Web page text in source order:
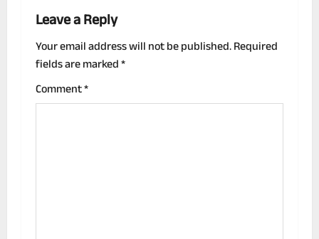
a
v
i
g
Leave a Reply
Your email address will not be published.Required
fields are marked*
Comment*